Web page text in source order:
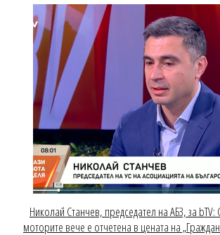
Николай Станчев, председател на АБЗ, за bTV:
моторите вече е отчетена в цената на